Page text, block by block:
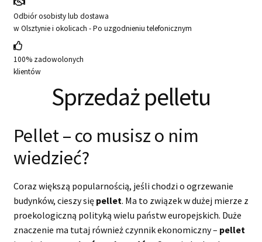
Odbiór osobisty lub dostawa
w Olsztynie i okolicach - Po uzgodnieniu telefonicznym
100% zadowolonych
klientów
Sprzedaż pelletu
Pellet – co musisz o nim
wiedzieć?
Coraz większą popularnością, jeśli chodzi o ogrzewanie
budynków, cieszy się pellet. Ma to związek w dużej mierze z
proekologiczną polityką wielu państw europejskich. Duże
znaczenie ma tutaj również czynnik ekonomiczny – pellet